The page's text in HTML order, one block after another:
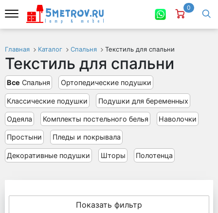
0
Главная Каталог Спальня Текстиль для спальни
Текстиль для спальни
Все Спальня Ортопедические подушки
Классические подушки Подушки для беременных
Одеяла Комплекты постельного белья Наволочки
Простыни Пледы и покрывала
Декоративные подушки Шторы Полотенца
Показать фильтр